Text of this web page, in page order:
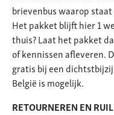
brievenbus waarop
Het pakket blijft hier 1
thuis? Laat het pakket
of kennissen afleveren.
gratis bij een
België is mogelijk.
RETOURNEREN EN